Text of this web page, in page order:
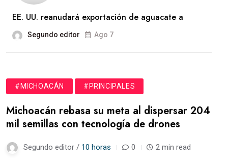
EE. UU. reanudará exportación de aguacate a
Segundo editor Ago 7
#MICHOACÁN #PRINCIPALES
Michoacán rebasa su meta al dispersar 204
mil semillas con tecnología de drones
Segundo editor / 10 horas 0 2 min read